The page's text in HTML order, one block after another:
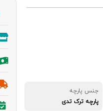
جنس پارچه
پارچه ترک تدی